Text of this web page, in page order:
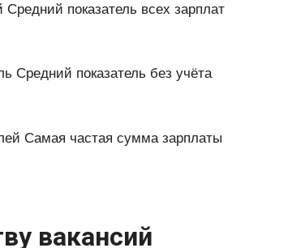
показатель всех зарплат
Средний показатель без учёта
Самая частая сумма зарплаты
вакансий